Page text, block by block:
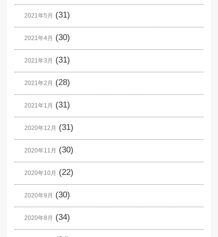
2021年5月 (31)
2021年4月 (30)
2021年3月 (31)
2021年2月 (28)
2021年1月 (31)
2020年12月 (31)
2020年11月 (30)
2020年10月 (22)
2020年9月 (30)
2020年8月 (34)